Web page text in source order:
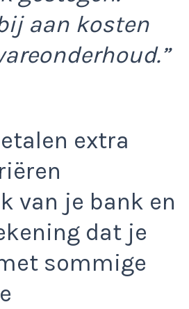
aan kosten
extra
van je bank en
dat je
sommige